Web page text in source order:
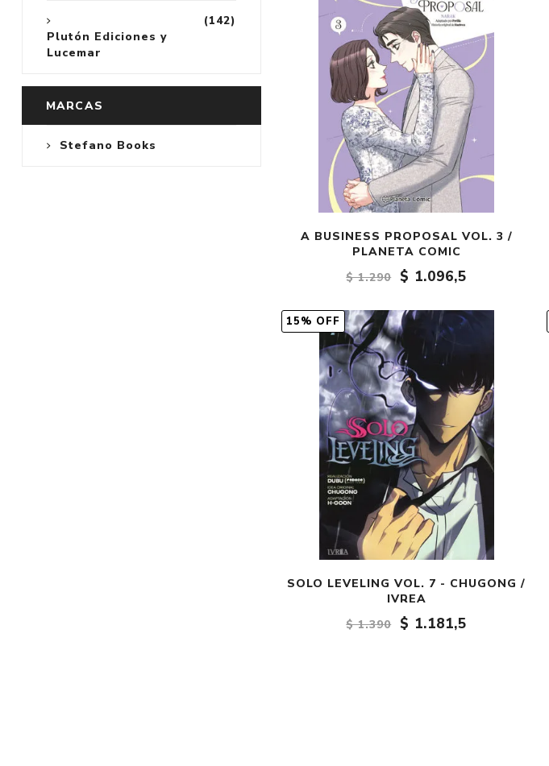
A BUSINESS PROPOSAL VOL. 3 /
PLANETA COMIC
$ 1.290
$ 1.096,5
15% OFF
SOLO LEVELING VOL. 7 - CHUGONG /
IVREA
$ 1.390
$ 1.181,5
(142)
Plutón Ediciones y
Lucemar
MARCAS
Stefano Books